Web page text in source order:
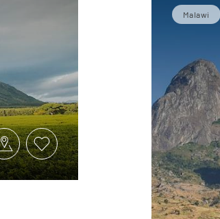
Malawi